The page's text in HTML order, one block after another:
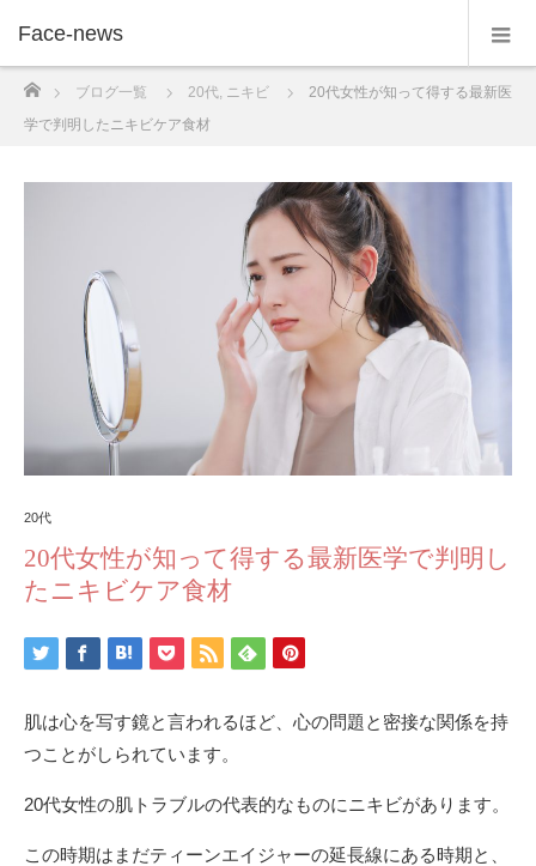
Face-news
ブログ一覧 20代, ニキビ
20代女性が知って得する最新医
学で判明したニキビケア食材
20代
20代女性が知って得する最新医学で判明し
たニキビケア食材
肌は心を写す鏡と言われるほど、心の問題と密接な関係を持
つことがしられています。
20代女性の肌トラブルの代表的なものにニキビがあります。
この時期はまだティーンエイジャーの延長線にある時期と、